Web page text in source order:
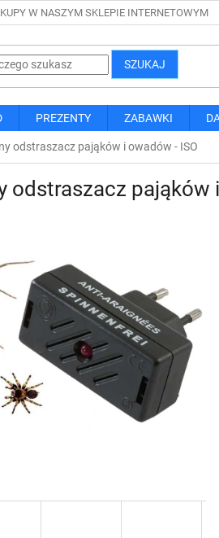
W NASZYM SKLEPIE INTERNETOWYM
SZUKAJ
PREZENTY ZABAWKI
odstraszacz pająków i owadów - ISO
odstraszacz pająków